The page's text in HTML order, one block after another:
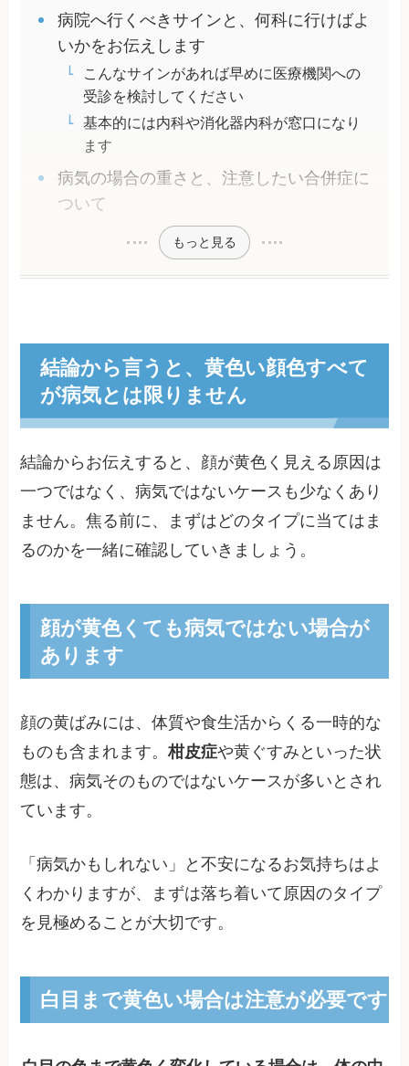
病院へ行くべきサインと、何科に行けばよ
いかをお伝えします
こんなサインがあれば早めに医療機関への
受診を検討してください
基本的には内科や消化器内科が窓口になり
ます
病気の場合の重さと、注意したい合併症に
ついて
もっと見る
結論から言うと、黄色い顔色すべて
が病気とは限りません
結論からお伝えすると、顔が黄色く見える原因は
一つではなく、病気ではないケースも少なくあり
ません。焦る前に、まずはどのタイプに当てはま
るのかを一緒に確認していきましょう。
顔が黄色くても病気ではない場合が
あります
顔の黄ばみには、体質や食生活からくる一時的な
ものも含まれます。柑皮症や黄ぐすみといった状
態は、病気そのものではないケースが多いとされ
ています。
「病気かもしれない」と不安になるお気持ちはよ
くわかりますが、まずは落ち着いて原因のタイプ
を見極めることが大切です。
白目まで黄色い場合は注意が必要です